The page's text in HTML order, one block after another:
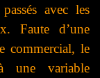
avec les
Faute d’une
commercial, le
une variable